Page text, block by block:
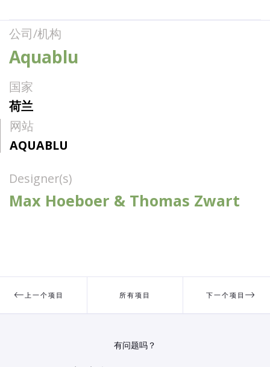
公司/机构
Aquablu
国家
荷兰
网站
AQUABLU
Designer(s)
Max Hoeboer & Thomas Zwart
上一个项目 所有项目 下一个项目
有问题吗？